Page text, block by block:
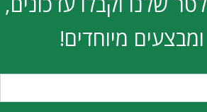
מיוחדים!